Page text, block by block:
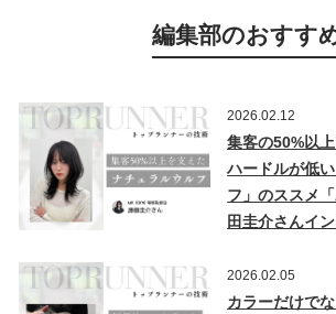
編集部のおすす
2026.02.12
集客の50%以
ハードルが低
フ」のススメ
田圭介さんイ
2026.02.05
カラーだけで